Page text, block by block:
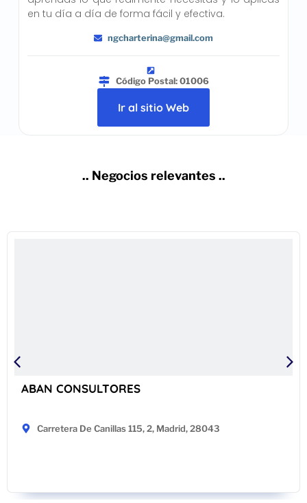
en tu día a día de forma fácil y efectiva.
ngcharterina@gmail.com
Código Postal: 01006
Ir al sitio Web
.. Negocios relevantes ..
ABAN CONSULTORES
Carretera De Canillas 115, 2, Madrid, 28043